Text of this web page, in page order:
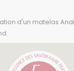
d'un matelas